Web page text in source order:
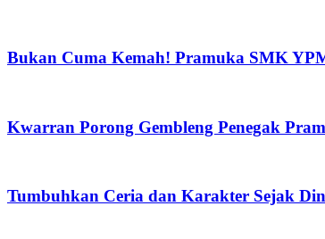
Bukan Cuma Kemah! Pramuka SMK
Kwarran Porong Gembleng Penegak
Tumbuhkan Ceria dan Karakter Sejak